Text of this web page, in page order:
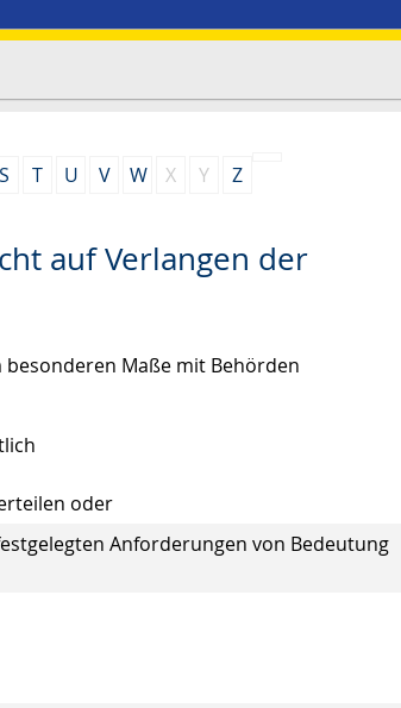
S T U V W X Y Z
auf Verlangen der
besonderen Maße mit Behörden
oder
Anforderungen von Bedeutung